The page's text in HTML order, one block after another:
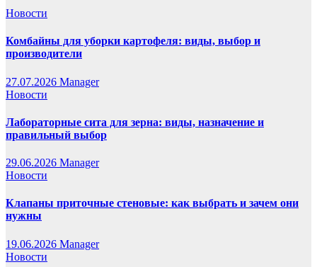
Новости
Комбайны для уборки картофеля: виды, выбор и
производители
27.07.2026 Manager
Новости
Лабораторные сита для зерна: виды, назначение и
правильный выбор
29.06.2026 Manager
Новости
Клапаны приточные стеновые: как выбрать и зачем они
нужны
19.06.2026 Manager
Новости